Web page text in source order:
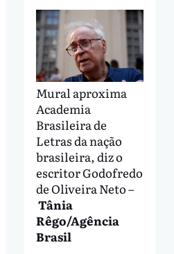
Mural aproxima
Academia
Brasileira de
Letras da nação
brasileira, diz o
escritor Godofredo
de Oliveira Neto –
Tânia
Rêgo/Agência
Brasil